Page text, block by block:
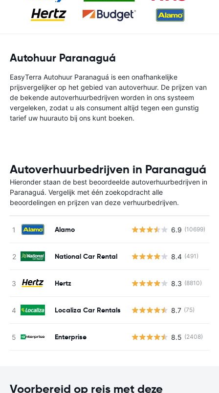
Autohuur Paranaguá
EasyTerra Autohuur Paranaguá is een onafhankelijke
prijsvergelijker op het gebied van autoverhuur. De prijzen van
de bekende autoverhuurbedrijven worden in ons systeem
vergeleken, zodat u als consument altijd tegen een gunstig
tarief uw huurauto bij ons kunt boeken.
Autoverhuurbedrijven in Paranaguá
Hieronder staan de best beoordeelde autoverhuurbedrijven in
Paranaguá. Vergelijk met één zoekopdracht alle
beoordelingen en prijzen van deze verhuurbedrijven.
Alamo 6.9 (10699)
National Car Rental 8.4 (491)
Hertz 8.3 (8810)
Localiza Car Rentals 8.7 (75)
Enterprise 8.5 (2408)
Voorbereid op reis met deze